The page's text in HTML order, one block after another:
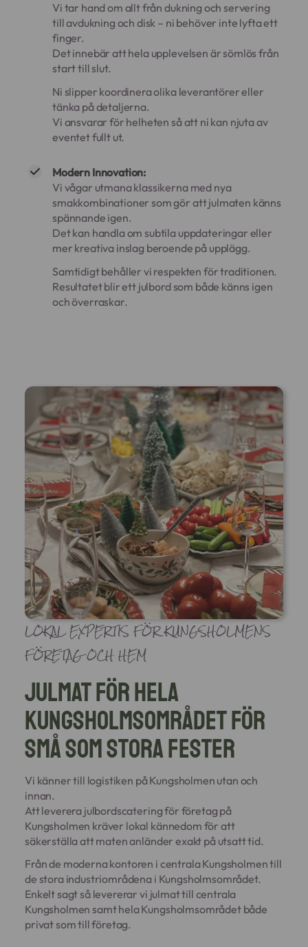
Vi tar hand om allt från dukning och servering
till avdukning och disk – ni behöver inte lyfta ett
finger.
Det innebär att hela upplevelsen är sömlös från
start till slut.
Ni slipper koordinera olika leverantörer eller
tänka på detaljerna.
Vi ansvarar för helheten så att ni kan njuta av
eventet fullt ut.
Modern Innovation:
Vi vågar utmana klassikerna med nya
smakkombinationer som gör att julmaten känns
spännande igen.
Det kan handla om subtila uppdateringar eller
mer kreativa inslag beroende på upplägg.
Samtidigt behåller vi respekten för traditionen.
Resultatet blir ett julbord som både känns igen
och överraskar.
LOKAL EXPERTIS FÖR KUNGSHOLMENS
FÖRETAG OCH HEM
Julmat för hela
Kungsholmsområdet för
små som stora fester
Vi känner till logistiken på Kungsholmen utan och
innan.
Att leverera julbordscatering för företag på
Kungsholmen kräver lokal kännedom för att
säkerställa att maten anländer exakt på utsatt tid.
Från de moderna kontoren i centrala Kungsholmen till
de stora industriområdena i Kungsholmsområdet.
Enkelt sagt så levererar vi julmat till centrala
Kungsholmen samt hela Kungsholmsområdet både
privat som till företag.